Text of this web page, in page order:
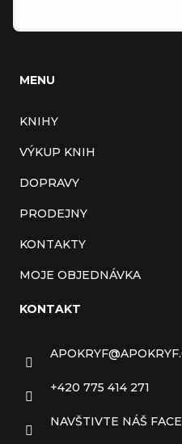
MENU
KNIHY
VÝKUP KNIH
DOPRAVY
PRODEJNY
KONTAKTY
MOJE OBJEDNÁVKA
KONTAKT
APOKRYF@
+420 775 414 271
NAVŠTIVTE NÁŠ